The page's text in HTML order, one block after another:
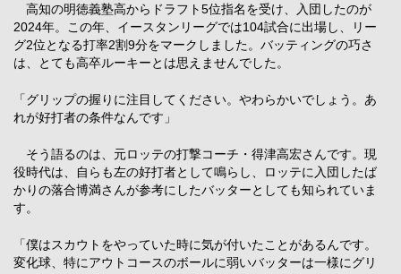
高知の明徳義塾高からドラフト5位指名を受け、入団したのが
2024年。この年、イースタンリーグでは104試合に出場し、リー
グ2位となる打率2割9分をマークしました。バッティングの巧さ
は、とても高卒ルーキーとは思えませんでした。
「グリップの握りに注目してください。やわらかいでしょう。あ
れが好打者の条件なんです」
そう語るのは、元ロッテの打撃コーチ・得津高宏さんです。現
役時代は、自らも左の好打者として鳴らし、ロッテに入団したば
かりの落合博満さんが参考にしたバッターとしても知られていま
す。
「僕はスカウトをやっていた時に気が付いたことがあるんです。
変化球、特にアウトコースのボールに弱いバッターは一様にグリ